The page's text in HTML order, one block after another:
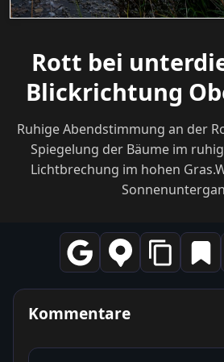
Rott bei
Blickrichtung
Ruhige Abendstimmung an der
Spiegelung der Bäume im
Lichtbrechung im hohen
Kommentare